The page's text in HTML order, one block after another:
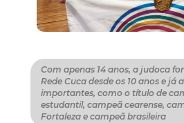
Com apenas 14 anos, a judoca
Rede Cuca desde os 10 anos e já
importantes, como o título de
estudantil, campeã cearense,
Fortaleza e campeã brasileira